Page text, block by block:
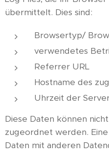
übermittelt. Dies sind:
Browsertyp/
verwendetes
Referrer URL
Hostname des
Uhrzeit der
Diese Daten können
zugeordnet werden.
Daten mit anderen